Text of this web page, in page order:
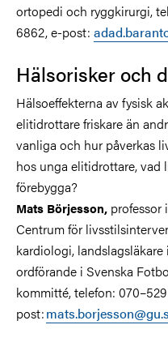
ortopedi och ryggkirurgi,
6862, e-post:
Hälsorisker och
Hälsoeffekterna av fysisk
elitidrottare friskare än
vanliga och hur påverkas
hos unga elitidrottare, vad
förebygga?
Mats Börjesson, professor
Centrum för
kardiologi,
ordförande i Svenska
kommitté, telefon:
post: